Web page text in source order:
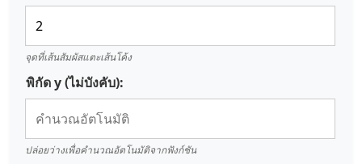
จุดที่เส้นสัมผัสแตะเส้นโค้ง
พิกัด y (ไม่บังคับ):
ปล่อยว่างเพื่อคำนวณอัตโนมัติจากฟังก์ชัน